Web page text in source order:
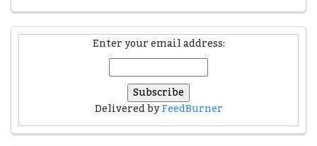
Enter your email address:
Delivered byFeedBurner